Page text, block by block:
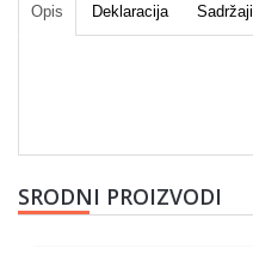
Opis Deklaracija Sadržaji
SRODNI PROIZVODI